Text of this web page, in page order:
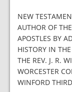
NEW
AUTHOR OF
APOSTLES BY
HISTORY IN
THE REV. J. R.
WORCESTER
WINFORD